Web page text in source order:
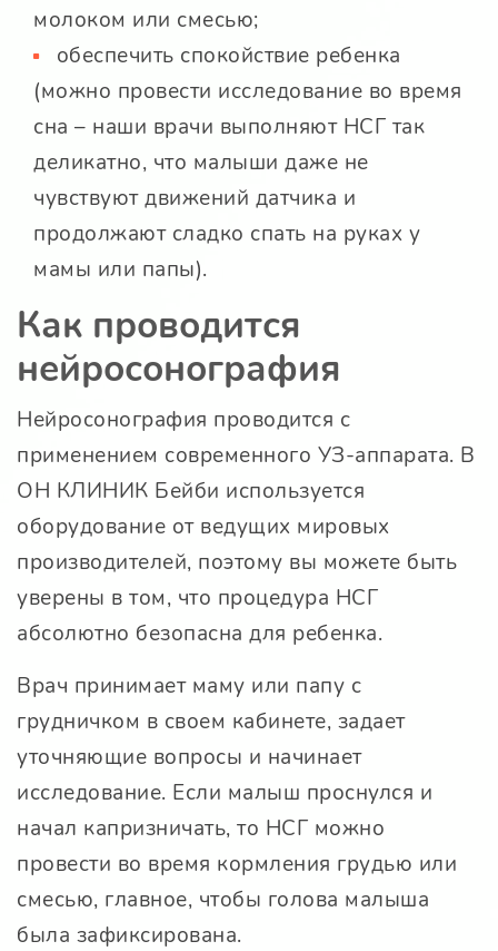
молоком или смесью;
обеспечить спокойствие ребенка
(можно провести исследование во время
сна – наши врачи выполняют НСГ так
деликатно, что малыши даже не
чувствуют движений датчика и
продолжают сладко спать на руках у
мамы или папы).
Как проводится
нейросонография
Нейросонография проводится с
применением современного УЗ-аппарата. В
ОН КЛИНИК Бейби используется
оборудование от ведущих мировых
производителей, поэтому вы можете быть
уверены в том, что процедура НСГ
абсолютно безопасна для ребенка.
Врач принимает маму или папу с
грудничком в своем кабинете, задает
уточняющие вопросы и начинает
исследование. Если малыш проснулся и
начал капризничать, то НСГ можно
провести во время кормления грудью или
смесью, главное, чтобы голова малыша
была зафиксирована.